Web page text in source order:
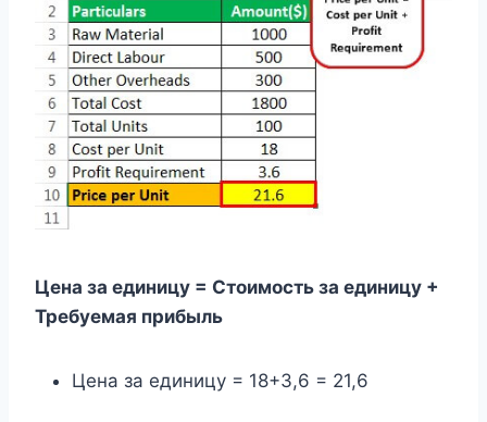
Цена за единицу = Стоимость за единицу +
Требуемая прибыль
Цена за единицу = 18+3,6 = 21,6